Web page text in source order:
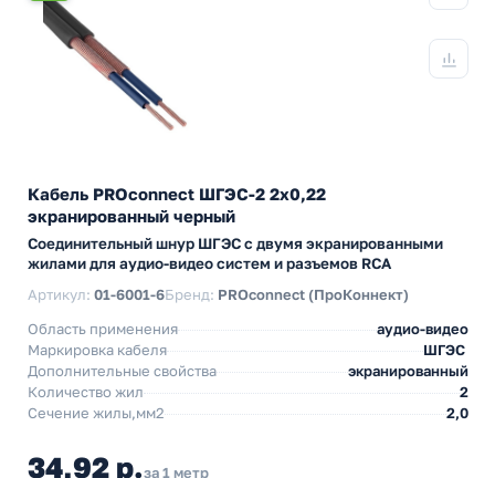
Кабель PROconnect ШГЭС-2 2х0,22
экранированный черный
Соединительный шнур ШГЭС с двумя экранированными
жилами для аудио-видео систем и разъемов RCA
Артикул: 01-6001-6Бренд: PROconnect (ПроКоннект)
Область применения
аудио-видео
Маркировка кабеля
ШГЭС
Дополнительные свойства
экранированный
Количество жил
2
Сечение жилы,мм2
2,0
34,92 р.за 1 метр